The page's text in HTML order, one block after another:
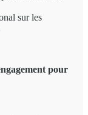
sur les
pour